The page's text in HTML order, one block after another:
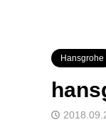
Hansgrohe